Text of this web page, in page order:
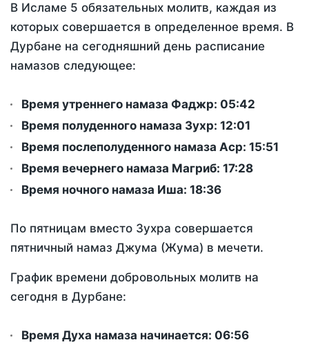
В Исламе 5 обязательных молитв, каждая из
которых совершается в определенное время. В
Дурбане на сегодняшний день расписание
намазов следующее:
Время утреннего намаза Фаджр: 05:42
Время полуденного намаза Зухр: 12:01
Время послеполуденного намаза Аср: 15:51
Время вечернего намаза Магриб: 17:28
Время ночного намаза Иша: 18:36
По пятницам вместо Зухра совершается
пятничный намаз Джума (Жума) в мечети.
График времени добровольных молитв на
сегодня в Дурбане:
Время Духа намаза начинается: 06:56